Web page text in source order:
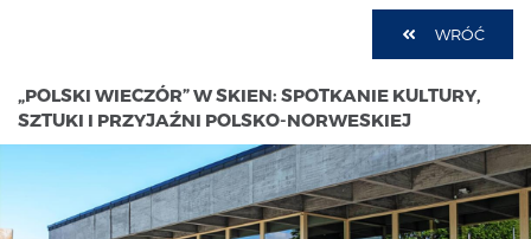
WRÓĆ
„POLSKI WIECZÓR” W SKIEN: SPOTKANIE KULTURY,
SZTUKI I PRZYJAŹNI POLSKO-NORWESKIEJ